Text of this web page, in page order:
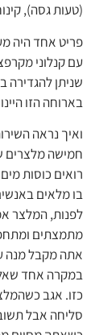
(טעות גסה),
פריט אחד היה
עם קנלוני
שניתן להגדירה
בארוחה הזו
ואיך נראה
חמישה מלצרים
רואים כוסות
בו מלאים
לפנות, המלצר
מתמצתים
אתה מקבל מנה
במקרה אחד
כזו. אגב
סליחה אבל